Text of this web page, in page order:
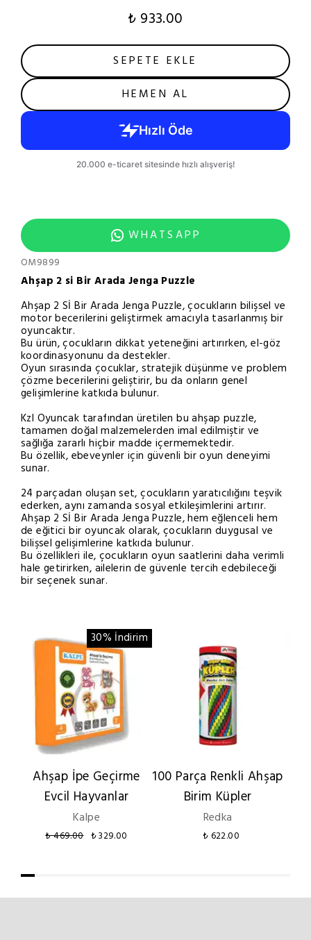
₺ 933.00
SEPETE EKLE
HEMEN AL
WHATSAPP
OM9899
Ahşap 2 si Bir Arada Jenga Puzzle
Ahşap 2 Sİ Bir Arada Jenga Puzzle, çocukların bilişsel ve
motor becerilerini geliştirmek amacıyla tasarlanmış bir
oyuncaktır.
Bu ürün, çocukların dikkat yeteneğini artırırken, el-göz
koordinasyonunu da destekler.
Oyun sırasında çocuklar, stratejik düşünme ve problem
çözme becerilerini geliştirir, bu da onların genel
gelişimlerine katkıda bulunur.
Kzl Oyuncak tarafından üretilen bu ahşap puzzle,
tamamen doğal malzemelerden imal edilmiştir ve
sağlığa zararlı hiçbir madde içermemektedir.
Bu özellik, ebeveynler için güvenli bir oyun deneyimi
sunar.
24 parçadan oluşan set, çocukların yaratıcılığını teşvik
ederken, aynı zamanda sosyal etkileşimlerini artırır.
Ahşap 2 Sİ Bir Arada Jenga Puzzle, hem eğlenceli hem
de eğitici bir oyuncak olarak, çocukların duygusal ve
bilişsel gelişimlerine katkıda bulunur.
Bu özellikleri ile, çocukların oyun saatlerini daha verimli
hale getirirken, ailelerin de güvenle tercih edebileceği
bir seçenek sunar.
30% İndirim
Ahşap İpe Geçirme
Evcil Hayvanlar
Kalpe
₺ 469.00 ₺ 329.00
100 Parça Renkli Ahşap
Birim Küpler
Redka
₺ 622.00